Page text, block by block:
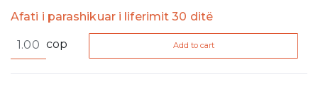
Afati i parashikuar i liferimit 30 ditë
Drop cop Add to cart